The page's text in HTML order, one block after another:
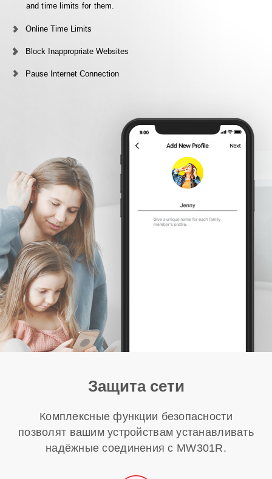
and time limits for them.
Online Time Limits
Block Inappropriate Websites
Pause Internet Connection
Защита сети
Комплексные функции безопасности
позволят вашим устройствам устанавливать
надёжные соединения с MW301R.